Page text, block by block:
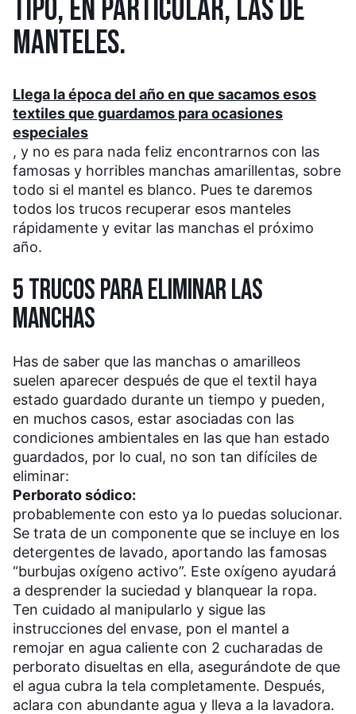
TIPO, EN PARTICULAR, LAS DE
MANTELES.
Llega la época del año en que sacamos esos
textiles que guardamos para ocasiones
especiales
, y no es para nada feliz encontrarnos con las
famosas y horribles manchas amarillentas, sobre
todo si el mantel es blanco. Pues te daremos
todos los trucos recuperar esos manteles
rápidamente y evitar las manchas el próximo
año.
5 TRUCOS PARA ELIMINAR LAS
MANCHAS
Has de saber que las manchas o amarilleos
suelen aparecer después de que el textil haya
estado guardado durante un tiempo y pueden,
en muchos casos, estar asociadas con las
condiciones ambientales en las que han estado
guardados, por lo cual, no son tan difíciles de
eliminar:
Perborato sódico:
probablemente con esto ya lo puedas solucionar.
Se trata de un componente que se incluye en los
detergentes de lavado, aportando las famosas
“burbujas oxígeno activo”. Este oxígeno ayudará
a desprender la suciedad y blanquear la ropa.
Ten cuidado al manipularlo y sigue las
instrucciones del envase, pon el mantel a
remojar en agua caliente con 2 cucharadas de
perborato disueltas en ella, asegurándote de que
el agua cubra la tela completamente. Después,
aclara con abundante agua y lleva a la lavadora.